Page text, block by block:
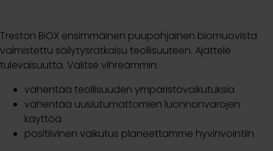
Treston BiOX ensimmäinen puupohjainen biomuovista
valmistettu säilytysratkaisu teollisuuteen. Ajattele
tulevaisuutta. Valitse vihreämmin.
vähentää teollisuuden ympäristövaikutuksia
vähentää uusiutumattomien luonnonvarojen
käyttöä
positiivinen vaikutus planeettamme hyvinvointiin